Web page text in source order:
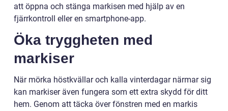
att öppna och stänga markisen med hjälp av en
fjärrkontroll eller en smartphone-app.
Öka tryggheten med
markiser
När mörka höstkvällar och kalla vinterdagar närmar sig
kan markiser även fungera som ett extra skydd för ditt
hem. Genom att täcka över fönstren med en markis